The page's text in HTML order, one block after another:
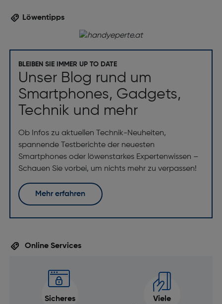
Löwentipps
BLEIBEN SIE IMMER UP TO DATE
Unser Blog rund um
Smartphones, Gadgets,
Technik und mehr
Ob Infos zu aktuellen Technik-Neuheiten,
spannende Testberichte der neuesten
Smartphones oder löwenstarkes Expertenwissen –
Schauen Sie vorbei, um nichts mehr zu verpassen!
Mehr erfahren
Online Services
Sicheres
Viele